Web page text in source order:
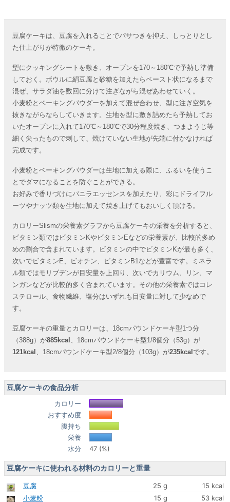
豆腐ケーキは、豆腐を入れることでパサつきを抑え、しっとりとし
た仕上がりが特徴のケーキ。
型にクッキングシートを敷き、オーブンを170～180℃で予熱し準備
しておく。ボウルに絹豆腐と砂糖を加えたらペースト状になるまで
混ぜ、サラダ油を数回に分けて注ぎながら混ぜあわせていく。
小麦粉とベーキングパウダーを加えて混ぜ合わせ、型に注ぎ空気を
抜きながらならしていきます。生地を型に敷き詰めたら予熱してお
いたオーブンに入れて170℃～180℃で30分程度焼き、つまようじ等
細く尖ったもので刺して、焼けていない生地が先端に付かなければ
完成です。
小麦粉とベーキングパウダーは生地に加える際に、ふるいを使うこ
とでダマになることを防ぐことができる。
お好みで香りづけにバニラエッセンスを加えたり、彩にドライフル
ーツやナッツ類を生地に加えて焼き上げてもおいしく頂ける。
カロリーSlismの栄養素グラフから豆腐ケーキの栄養を分析すると、
ビタミン類ではビタミンKやビタミンEなどの栄養素が、比較的多め
めの割合で含まれています。ビタミンの中でビタミンKが最も多く、
次いでビタミンE、ビオチン、ビタミンB1などが豊富です。ミネラ
ル類ではモリブデンが目安量を上回り、次いでカリウム、リン、マ
ンガンなどが比較的多く含まれています。その他の栄養素ではコレ
ステロール、食物繊維、塩分はいずれも目安量に対して少なめで
す。
豆腐ケーキの重量とカロリーは、18cmパウンドケーキ型1つ分
（388g）が885kcal 、18cmパウンドケーキ型1/8個分（53g）が
121kcal 、18cmパウンドケーキ型2/8個分（103g）が235kcal です。
豆腐ケーキの食品分析
カロリー
おすすめ度
腹持ち
栄養
水分
47 (%)
豆腐ケーキに使われる材料のカロリーと重量
豆腐 25 g
15 kcal
小麦粉
15 g
53 kcal